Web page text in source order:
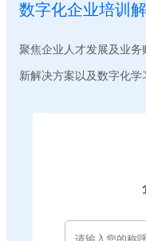
数字化企业培训
聚焦企业人才发展及业务
新解决方案以及数字化学